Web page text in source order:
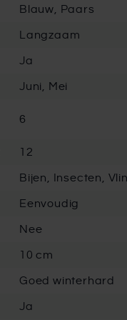
Blauw, Paars
Langzaam
Ja
Juni, Mei
6
12
Bijen, Insecten,
Eenvoudig
Nee
10 cm
Goed winterhard
Ja